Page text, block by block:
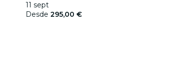
11 sept
Desde 295,00 €